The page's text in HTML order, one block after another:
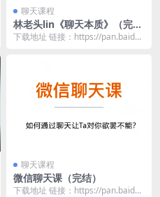
聊天课程
林老头lin《聊天本质》（完
结）
下载地址 链接：https://pan.baidu.
聊天课程
微信聊天课（完结）
下载地址 链接：https://pan.baidu.